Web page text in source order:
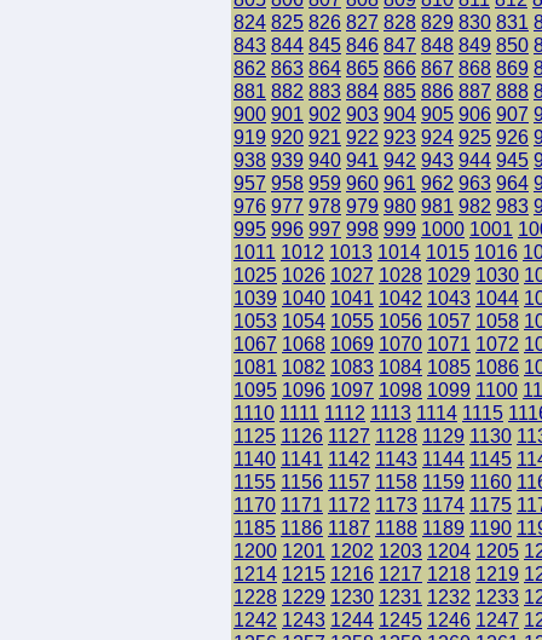
824 825 826 827 828 829 830 831
843 844 845 846 847 848 849 850
862 863 864 865 866 867 868 869
881 882 883 884 885 886 887 888
900 901 902 903 904 905 906 907
919 920 921 922 923 924 925 926
938 939 940 941 942 943 944 945
957 958 959 960 961 962 963 964
976 977 978 979 980 981 982 983
995 996 997 998 999 1000 1001
1011 1012 1013 1014 1015 1016
1025 1026 1027 1028 1029 1030
1039 1040 1041 1042 1043 1044
1053 1054 1055 1056 1057 1058
1067 1068 1069 1070 1071 1072
1081 1082 1083 1084 1085 1086
1095 1096 1097 1098 1099 1100
1110 1111 1112 1113 1114 1115
1125 1126 1127 1128 1129 1130
1140 1141 1142 1143 1144 1145
1155 1156 1157 1158 1159 1160
1170 1171 1172 1173 1174 1175
1185 1186 1187 1188 1189 1190
1200 1201 1202 1203 1204 1205
1214 1215 1216 1217 1218 1219
1228 1229 1230 1231 1232 1233
1242 1243 1244 1245 1246 1247